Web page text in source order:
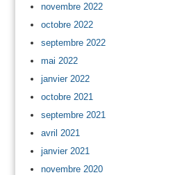
novembre 2022
octobre 2022
septembre 2022
mai 2022
janvier 2022
octobre 2021
septembre 2021
avril 2021
janvier 2021
novembre 2020